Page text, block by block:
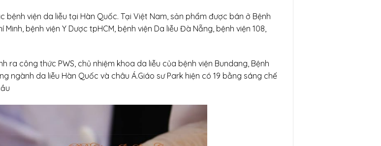
bệnh viện da liễu tại Hàn Quốc. Tại Việt Nam, sản phẩm được bán ở Bệnh
bệnh viện Y Dược tpHCM, bệnh viện Da liễu Đà Nẵng, bệnh viện 108,
ra công thức PWS, chủ nhiệm khoa da liễu của bệnh viện Bundang, Bệnh
ngành da liễu Hàn Quốc và châu Á.Giáo sư Park hiện có 19 bằng sáng chế